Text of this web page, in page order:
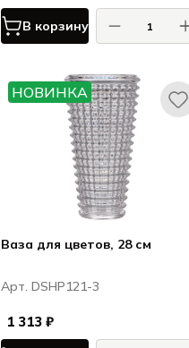
В корзину
НОВИНКА
Ваза для цветов, 28 см
Арт. DSHP121-3
1 313 ₽